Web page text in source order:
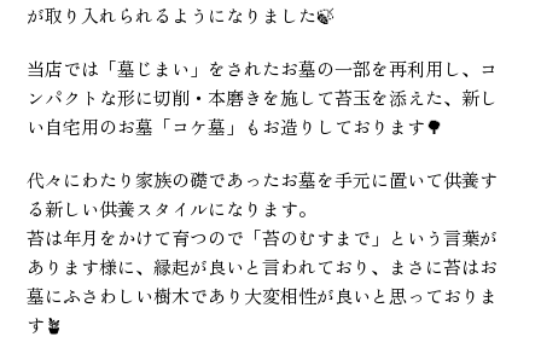
が取り入れられるようになりました🍃
当店では「墓じまい」をされたお墓の一部を再利用し、コ
ンパクトな形に切削・本磨きを施して苔玉を添えた、新し
い自宅用のお墓「コケ墓」もお造りしております🌳
代々にわたり家族の礎であったお墓を手元に置いて供養す
る新しい供養スタイルになります。
苔は年月をかけて育つので「苔のむすまで」という言葉が
あります様に、縁起が良いと言われており、まさに苔はお
墓にふさわしい樹木であり大変相性が良いと思っておりま
す🪴